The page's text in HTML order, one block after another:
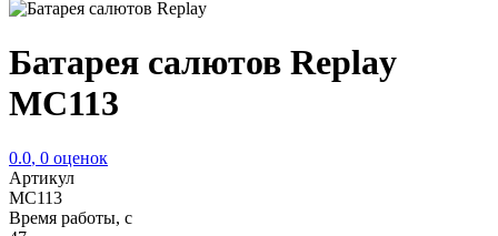
Батарея салютов Replay
MC113
0.0, 0 оценок
Артикул
MC113
Время работы, с